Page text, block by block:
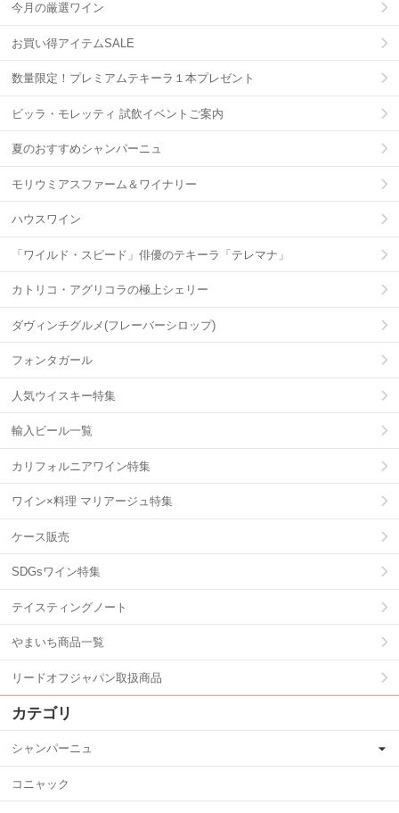
今月の厳選ワイン
お買い得アイテムSALE
数量限定！プレミアムテキーラ１本プレゼント
ビッラ・モレッティ 試飲イベントご案内
夏のおすすめシャンパーニュ
モリウミアスファーム＆ワイナリー
ハウスワイン
「ワイルド・スピード」俳優のテキーラ「テレマナ」
カトリコ・アグリコラの極上シェリー
ダヴィンチグルメ(フレーバーシロップ)
フォンタガール
人気ウイスキー特集
輸入ビール一覧
カリフォルニアワイン特集
ワイン×料理 マリアージュ特集
ケース販売
SDGsワイン特集
テイスティングノート
やまいち商品一覧
リードオフジャパン取扱商品
カテゴリ
シャンパーニュ
コニャック